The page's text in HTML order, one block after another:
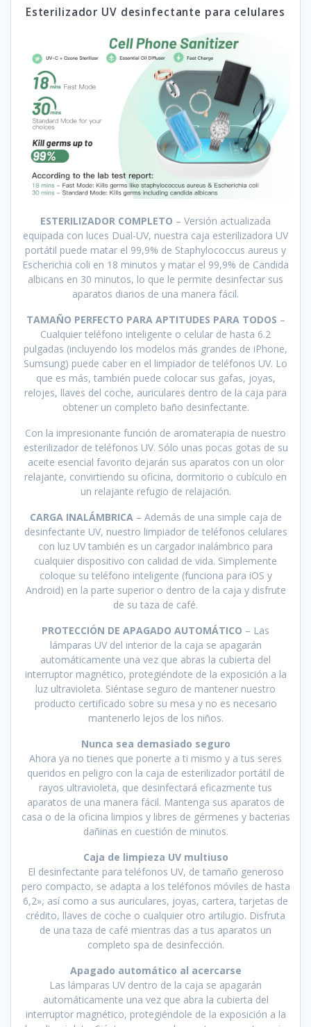
Esterilizador UV desinfectante para celulares
ESTERILIZADOR COMPLETO – Versión actualizada
equipada con luces Dual-UV, nuestra caja esterilizadora UV
portátil puede matar el 99,9% de Staphylococcus aureus y
Escherichia coli en 18 minutos y matar el 99,9% de Candida
albicans en 30 minutos, lo que le permite desinfectar sus
aparatos diarios de una manera fácil.
TAMAÑO PERFECTO PARA APTITUDES PARA TODOS –
Cualquier teléfono inteligente o celular de hasta 6.2
pulgadas (incluyendo los modelos más grandes de iPhone,
Sumsung) puede caber en el limpiador de teléfonos UV. Lo
que es más, también puede colocar sus gafas, joyas,
relojes, llaves del coche, auriculares dentro de la caja para
obtener un completo baño desinfectante.
Con la impresionante función de aromaterapia de nuestro
esterilizador de teléfonos UV. Sólo unas pocas gotas de su
aceite esencial favorito dejarán sus aparatos con un olor
relajante, convirtiendo su oficina, dormitorio o cubículo en
un relajante refugio de relajación.
CARGA INALÁMBRICA– Además de una simple caja de
desinfectante UV, nuestro limpiador de teléfonos celulares
con luz UV también es un cargador inalámbrico para
cualquier dispositivo con calidad de vida. Simplemente
coloque su teléfono inteligente (funciona para iOS y
Android) en la parte superior o dentro de la caja y disfrute
de su taza de café.
PROTECCIÓN DE APAGADO AUTOMÁTICO – Las
lámparas UV del interior de la caja se apagarán
automáticamente una vez que abras la cubierta del
interruptor magnético, protegiéndote de la exposición a la
luz ultravioleta. Siéntase seguro de mantener nuestro
producto certificado sobre su mesa y no es necesario
mantenerlo lejos de los niños.
Nunca sea demasiado seguro
Ahora ya no tienes que ponerte a ti mismo y a tus seres
queridos en peligro con la caja de esterilizador portátil de
rayos ultravioleta, que desinfectará eficazmente tus
aparatos de una manera fácil. Mantenga sus aparatos de
casa o de la oficina limpios y libres de gérmenes y bacterias
dañinas en cuestión de minutos.
Caja de limpieza UV multiuso
El desinfectante para teléfonos UV, de tamaño generoso
pero compacto, se adapta a los teléfonos móviles de hasta
6,2», así como a sus auriculares, joyas, cartera, tarjetas de
crédito, llaves de coche o cualquier otro artilugio. Disfruta
de una taza de café mientras das a tus aparatos un
completo spa de desinfección.
Apagado automático al acercarse
Las lámparas UV dentro de la caja se apagarán
automáticamente una vez que abra la cubierta del
interruptor magnético, protegiéndole de la exposición a la